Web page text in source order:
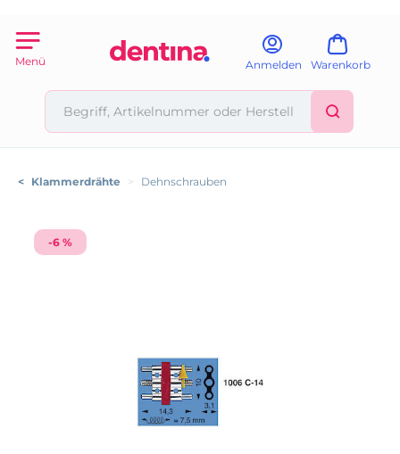
Menü Anmelden Warenkorb
< Klammerdrähte > Dehnschrauben
-6 %